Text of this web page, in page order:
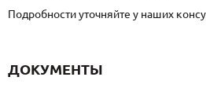
Подробности уточняйте у наших
ДОКУМЕНТЫ